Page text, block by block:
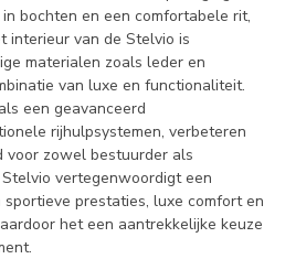
bochten en een comfortabele rit,
interieur van de Stelvio is
materialen zoals leder en
van luxe en functionaliteit.
een geavanceerd
rijhulpsystemen, verbeteren
voor zowel bestuurder als
vertegenwoordigt een
prestaties, luxe comfort en
het een aantrekkelijke keuze